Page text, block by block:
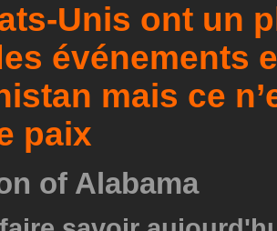
Unis ont un
événements
mais ce
paix
of Alabama